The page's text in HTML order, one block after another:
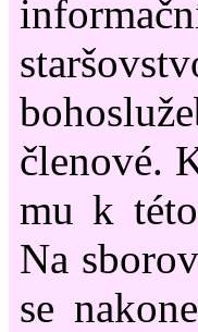
členové.
mu k
Na
se